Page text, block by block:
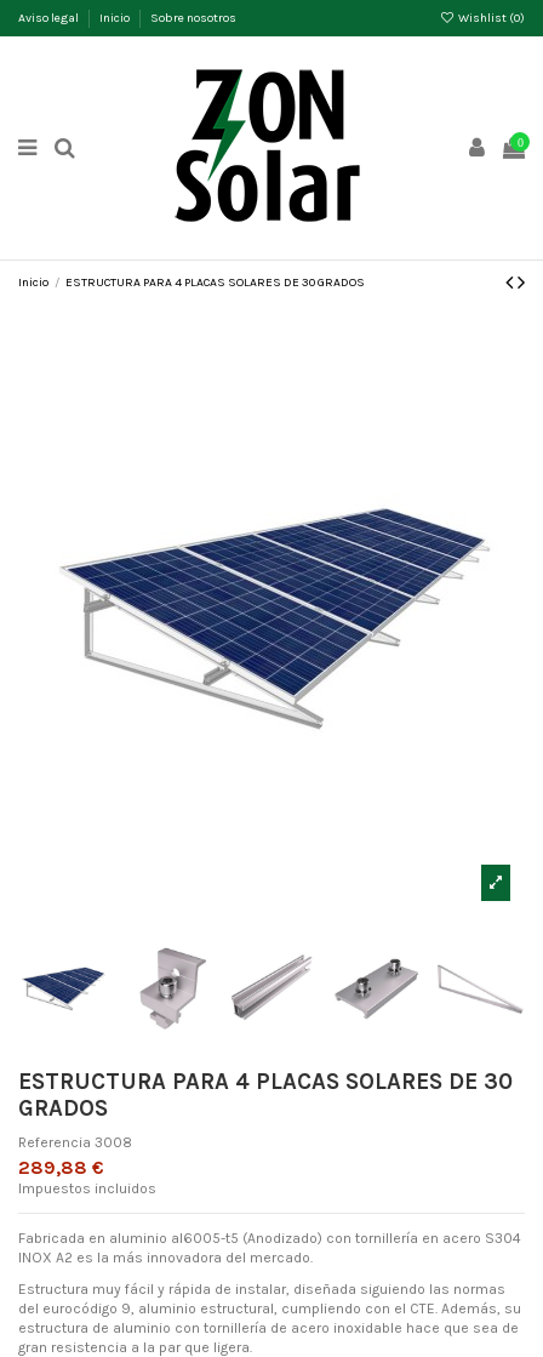
Aviso legal Inicio Sobre nosotros Wishlist (0)
0
Inicio ESTRUCTURA PARA 4 PLACAS SOLARES DE 30 GRADOS
ESTRUCTURA PARA 4 PLACAS SOLARES DE 30
GRADOS
Referencia 3008
289,88 €
Impuestos incluidos
Fabricada en aluminio al6005-t5 (Anodizado) con tornillería en acero S304
INOX A2 es la más innovadora del mercado.
Estructura muy fácil y rápida de instalar, diseñada siguiendo las normas
del eurocódigo 9, aluminio estructural, cumpliendo con el CTE. Además, su
estructura de aluminio con tornillería de acero inoxidable hace que sea de
gran resistencia a la par que ligera.